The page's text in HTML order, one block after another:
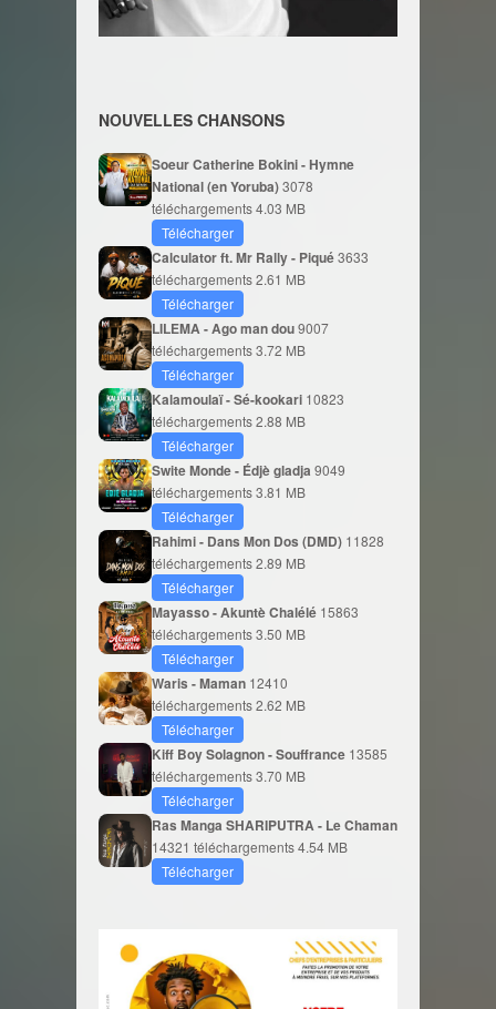
NOUVELLES CHANSONS
Soeur Catherine Bokini - Hymne
National (en Yoruba)3078
téléchargements4.03 MB
Télécharger
Calculator ft. Mr Rally - Piqué3633
téléchargements2.61 MB
Télécharger
LILEMA - Ago man dou9007
téléchargements3.72 MB
Télécharger
Kalamoulaï - Sé-kookari 10823
téléchargements2.88 MB
Télécharger
Swite Monde - Édjè gladja 9049
téléchargements3.81 MB
Télécharger
Rahimi - Dans Mon Dos (DMD) 11828
téléchargements2.89 MB
Télécharger
Mayasso - Akuntè Chalélé 15863
téléchargements3.50 MB
Télécharger
Waris - Maman 12410
téléchargements2.62 MB
Télécharger
Kiff Boy Solagnon - Souffrance 13585
téléchargements3.70 MB
Télécharger
Ras Manga SHARIPUTRA - Le Chaman
14321 téléchargements4.54 MB
Télécharger